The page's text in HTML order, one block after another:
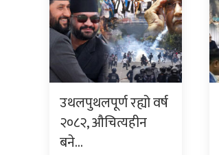
उथलपुथलपूर्ण रह्यो वर्ष
२०८२, औचित्यहीन
बने…